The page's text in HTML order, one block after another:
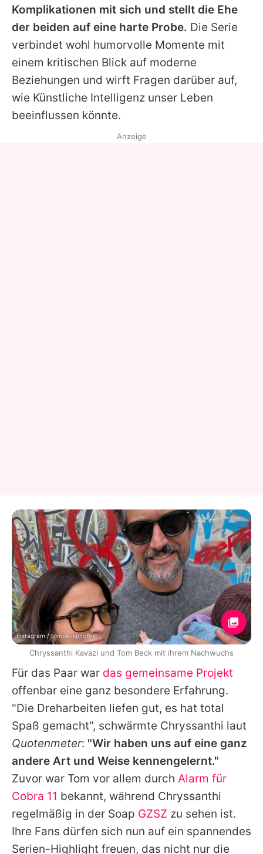
Komplikationen mit sich und stellt die Ehe
der beiden auf eine harte Probe. Die Serie
verbindet wohl humorvolle Momente mit
einem kritischen Blick auf moderne
Beziehungen und wirft Fragen darüber auf,
wie Künstliche Intelligenz unser Leben
beeinflussen könnte.
Für das Paar war das gemeinsame Projekt
offenbar eine ganz besondere Erfahrung.
"Die Dreharbeiten liefen gut, es hat total
Spaß gemacht", schwärmte Chryssanthi laut
Quotenmeter: "Wir haben uns auf eine ganz
andere Art und Weise kennengelernt."
Zuvor war Tom vor allem durch Alarm für
Cobra 11 bekannt, während Chryssanthi
regelmäßig in der Soap GZSZ zu sehen ist.
Ihre Fans dürfen sich nun auf ein spannendes
Serien-Highlight freuen, das nicht nur die
Anzeige
Instagram / tombeckphotos
Chryssanthi Kavazi und Tom Beck mit ihrem Nachwuchs